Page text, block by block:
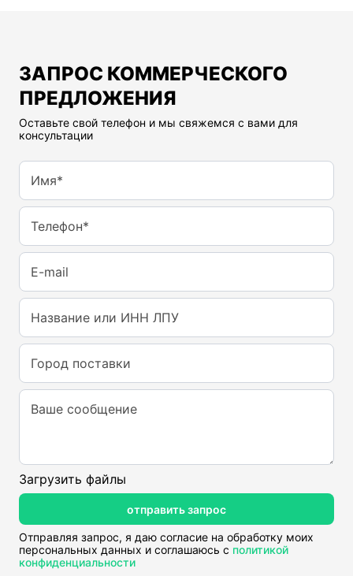
ЗАПРОС КОММЕРЧЕСКОГО
ПРЕДЛОЖЕНИЯ
Оставьте свой телефон и мы свяжемся с вами для
консультации
Имя*
Телефон*
E-mail
Название или ИНН ЛПУ
Город поставки
Ваше сообщение
Загрузить файлы
отправить запрос
Отправляя запрос, я даю согласие на обработку моих
персональных данных и соглашаюсь с политикой
конфиденциальности